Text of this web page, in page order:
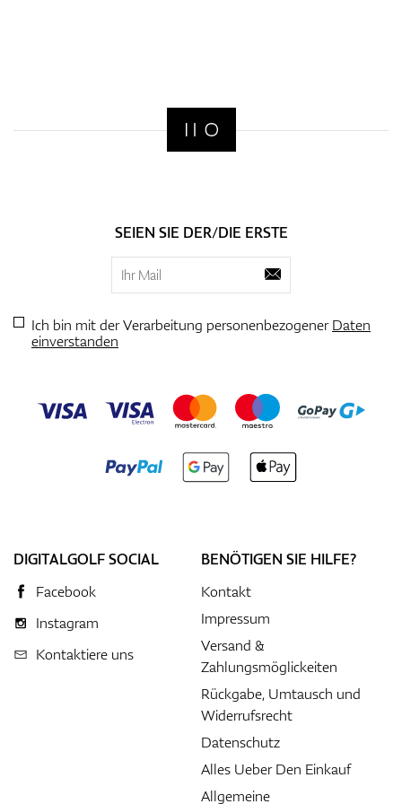
SEIEN SIE DER/DIE ERSTE
Ich bin mit der Verarbeitung personenbezogenerDaten
einverstanden
DIGITALGOLF SOCIAL
Facebook
Instagram
Kontaktiere uns
BENÖTIGEN SIE HILFE?
Kontakt
Impressum
Versand &
Zahlungsmöglickeiten
Rückgabe, Umtausch und
Widerrufsrecht
Datenschutz
Alles Ueber Den Einkauf
Allgemeine